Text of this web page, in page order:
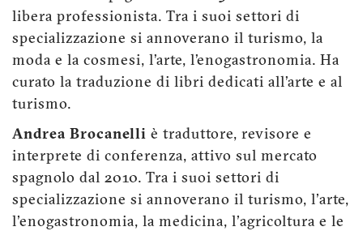
libera professionista. Tra i suoi settori di
specializzazione si annoverano il turismo, la
moda e la cosmesi, l’arte, l’enogastronomia. Ha
curato la traduzione di libri dedicati all’arte e al
turismo.
Andrea Brocanelli è traduttore, revisore e
interprete di conferenza, attivo sul mercato
spagnolo dal 2010. Tra i suoi settori di
specializzazione si annoverano il turismo, l'arte,
l'enogastronomia, la medicina, l'agricoltura e le